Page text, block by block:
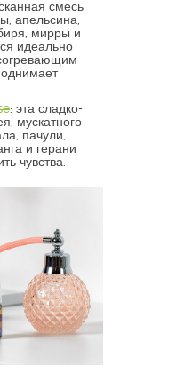
смесь
апельсина,
мирры и
идеально
: эта сладко-
мускатного
пачули,
и герани
чувства.